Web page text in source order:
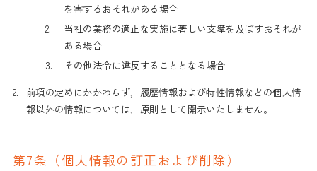
を害するおそれがある場合
2.
当社の業務の適正な実施に著しい支障を及ぼすおそれが
ある場合
3.
その他法令に違反することとなる場合
2. 前項の定めにかかわらず，履歴情報および特性情報などの個人情
報以外の情報については，原則として開示いたしません。
第7条（個人情報の訂正および削除）